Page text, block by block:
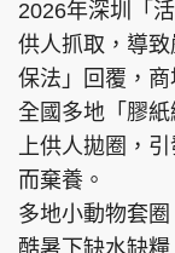
2026年深圳「
供人抓取，導
保法」回覆，
全國多地「膠
上供人拋圈，
而棄養。
多地小動物套